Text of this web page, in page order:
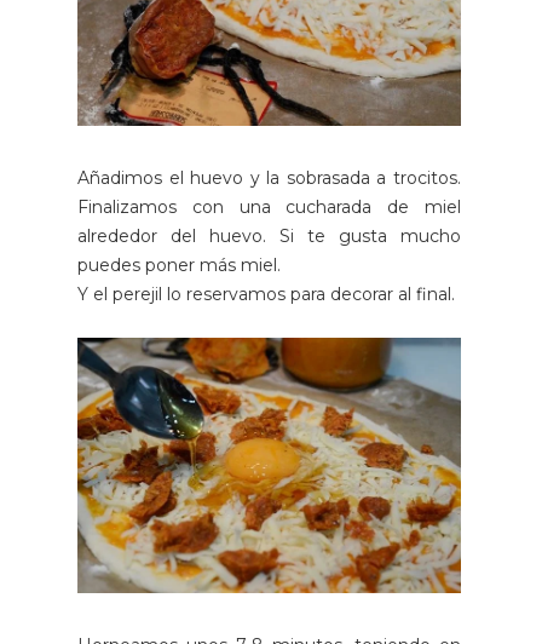
Añadimos el huevo y la sobrasada a trocitos.
Finalizamos con una cucharada de miel
alrededor del huevo. Si te gusta mucho
puedes poner más miel.
Y el perejil lo reservamos para decorar al final.